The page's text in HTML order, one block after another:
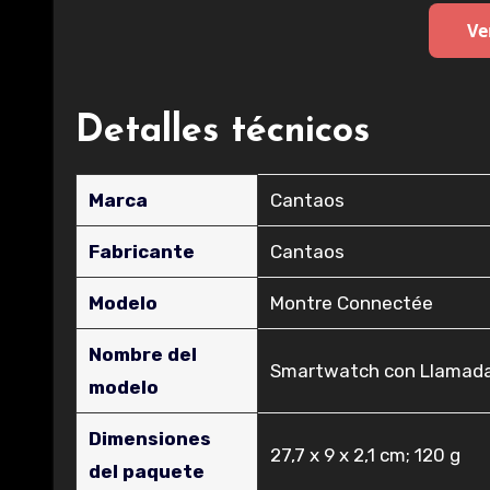
Detalles técnicos
Marca ‎Cantaos
Fabricante ‎Cantaos
Modelo ‎Montre Connectée
Nombre del
modelo
‎Smartwatch con
Dimensiones
del paquete
‎27,7 x 9 x 2,1 cm; 120 g